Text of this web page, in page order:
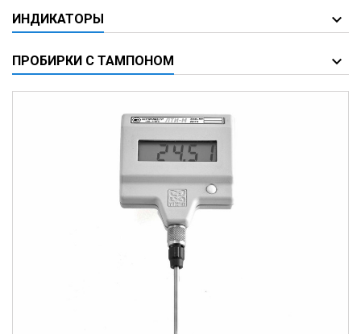
ИНДИКАТОРЫ
ПРОБИРКИ С ТАМПОНОМ